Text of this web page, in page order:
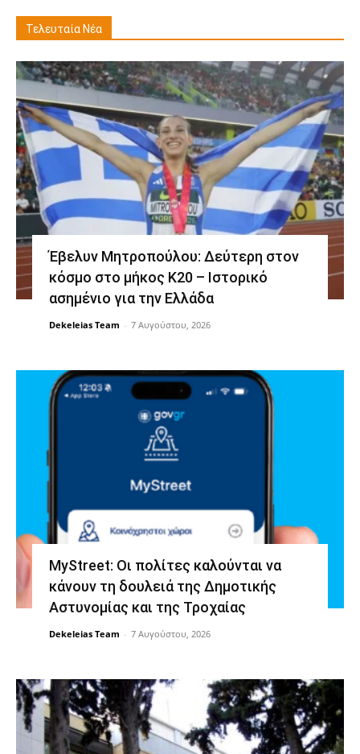
Τελευταία Νέα
Έβελυν Μητροπούλου: Δεύτερη στον
κόσμο στο μήκος Κ20 – Ιστορικό
ασημένιο για την Ελλάδα
Dekeleias Team - 7 Αυγούστου, 2026
MyStreet: Οι πολίτες καλούνται να
κάνουν τη δουλειά της Δημοτικής
Αστυνομίας και της Τροχαίας
Dekeleias Team - 7 Αυγούστου, 2026